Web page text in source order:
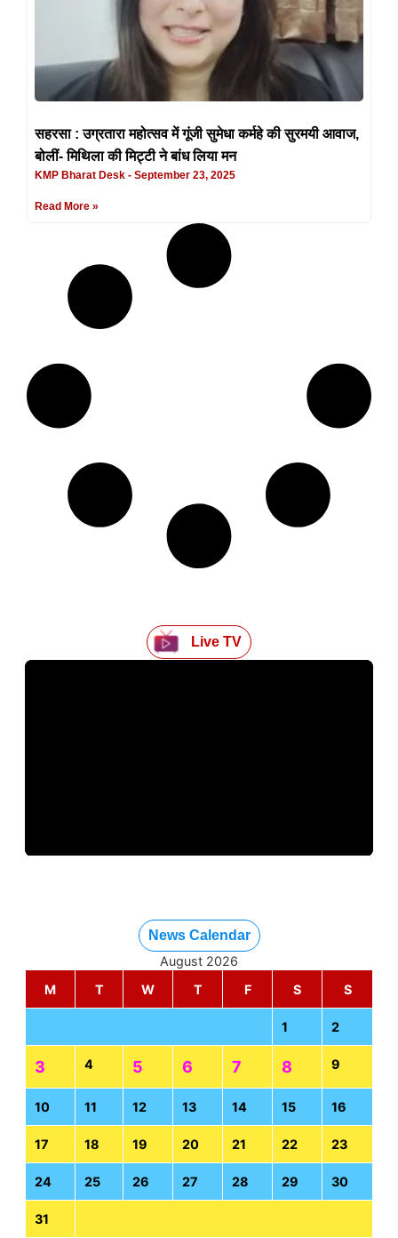
सहरसा : उग्रतारा महोत्सव में गूंजी सुमेधा कर्महे की सुरमयी आवाज,
बोलीं- मिथिला की मिट्टी ने बांध लिया मन
KMP Bharat Desk September 23, 2025
Read More »
Live TV
News Calendar
August 2026
M
T W T F S S
1 2
3 4 5 6 7 8 9
10 11 12 13 14 15 16
17 18 19 20 21 22 23
24 25 26 27 28 29 30
31